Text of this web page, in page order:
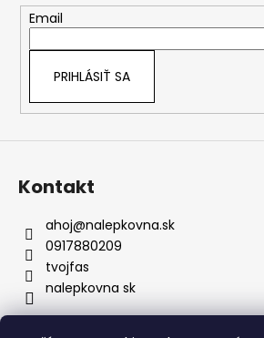
Email
PRIHLÁSIŤ SA
Kontakt
ahoj@nalepkovna.sk
0917880209
tvojfas
nalepkovna sk